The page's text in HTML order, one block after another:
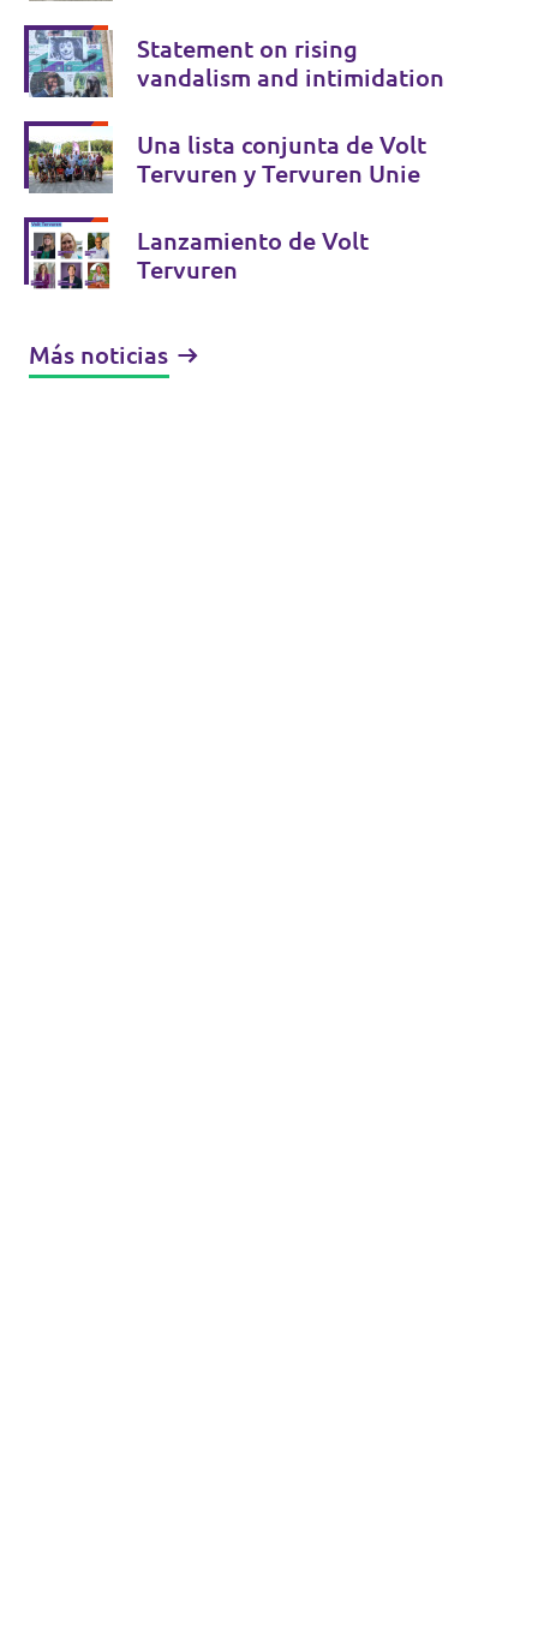
ayuntamiento, sin embargo,
esta decisión es positiva en
Statement on rising
vandalism and intimidation
Una lista conjunta de Volt
Tervuren y Tervuren Unie
Lanzamiento de Volt
Tervuren
Más noticias